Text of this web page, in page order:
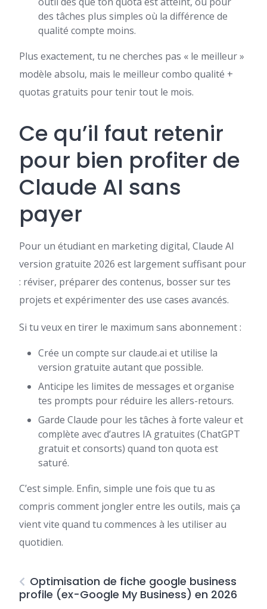
des tâches plus simples où la différence de
qualité compte moins.
Plus exactement, tu ne cherches pas « le meilleur »
modèle absolu, mais le meilleur combo qualité +
quotas gratuits pour tenir tout le mois.
Ce qu’il faut retenir
pour bien profiter de
Claude AI sans
payer
Pour un étudiant en marketing digital, Claude AI
version gratuite 2026 est largement suffisant pour
: réviser, préparer des contenus, bosser sur tes
projets et expérimenter des use cases avancés.
Si tu veux en tirer le maximum sans abonnement :
Crée un compte sur claude.ai et utilise la
version gratuite autant que possible.
Anticipe les limites de messages et organise
tes prompts pour réduire les allers-retours.
Garde Claude pour les tâches à forte valeur et
complète avec d’autres IA gratuites (ChatGPT
gratuit et consorts) quand ton quota est
saturé.
C’est simple. Enfin, simple une fois que tu as
compris comment jongler entre les outils, mais ça
vient vite quand tu commences à les utiliser au
quotidien.
Optimisation de fiche google business
profile​ (ex-Google My Business) en 2026